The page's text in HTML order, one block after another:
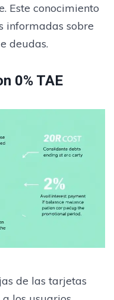
Este conocimiento
informadas sobre
deudas.
0% TAE
de las tarjetas